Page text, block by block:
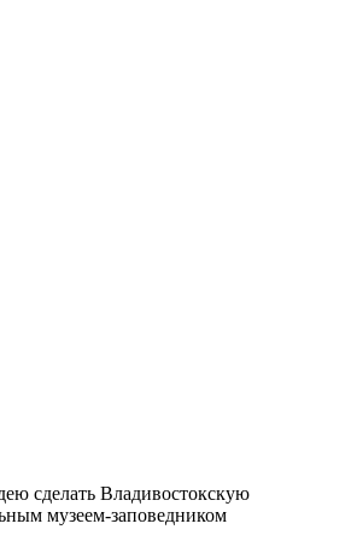
сделать Владивостокскую
музеем-заповедником